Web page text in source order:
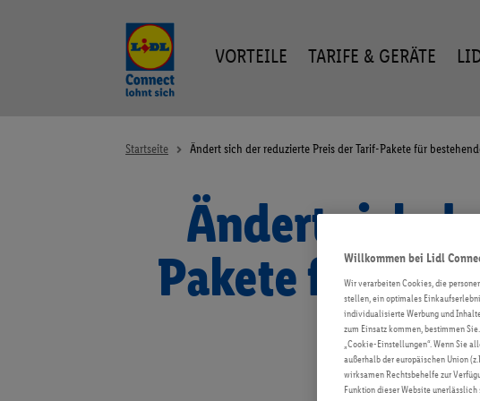
VORTEILE TARIFE & GERÄTE
Startseite Ändert sich der reduzierte Preis der Tarif-Pakete für
Ändert sich
Pakete für
nach
Willkommen bei Lidl
Wir verarbeiten Cookies, die
stellen, ein optimales
individualisierte Werbung und
zum Einsatz kommen, bestimmen
„Cookie-Einstellungen“. Wenn Sie
außerhalb der europäischen Union
wirksamen Rechtsbehelfe zur
Funktion dieser Website unerlässlich